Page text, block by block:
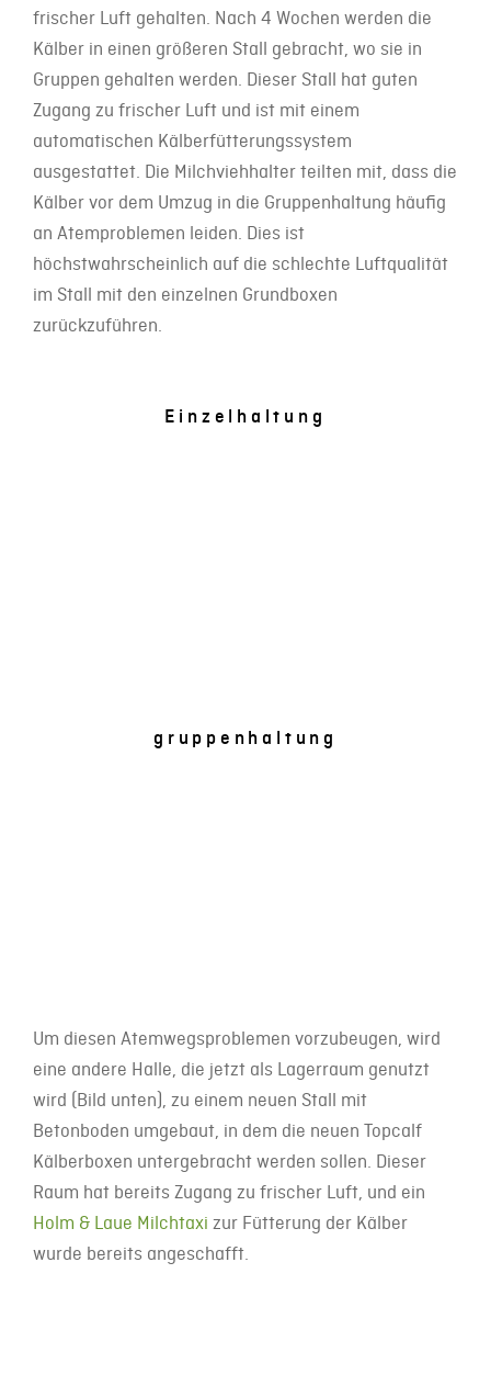
frischer Luft gehalten. Nach 4 Wochen werden die
Kälber in einen größeren Stall gebracht, wo sie in
Gruppen gehalten werden. Dieser Stall hat guten
Zugang zu frischer Luft und ist mit einem
automatischen Kälberfütterungssystem
ausgestattet. Die Milchviehhalter teilten mit, dass die
Kälber vor dem Umzug in die Gruppenhaltung häufig
an Atemproblemen leiden. Dies ist
höchstwahrscheinlich auf die schlechte Luftqualität
im Stall mit den einzelnen Grundboxen
zurückzuführen.
Einzelhaltung
gruppenhaltung
Um diesen Atemwegsproblemen vorzubeugen, wird
eine andere Halle, die jetzt als Lagerraum genutzt
wird (Bild unten), zu einem neuen Stall mit
Betonboden umgebaut, in dem die neuen Topcalf
Kälberboxen untergebracht werden sollen. Dieser
Raum hat bereits Zugang zu frischer Luft, und ein
Holm & Laue Milchtaxi zur Fütterung der Kälber
wurde bereits angeschafft.